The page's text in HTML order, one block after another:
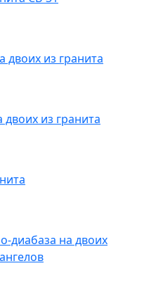
двоих из гранита
из гранита
диабаза на двоих